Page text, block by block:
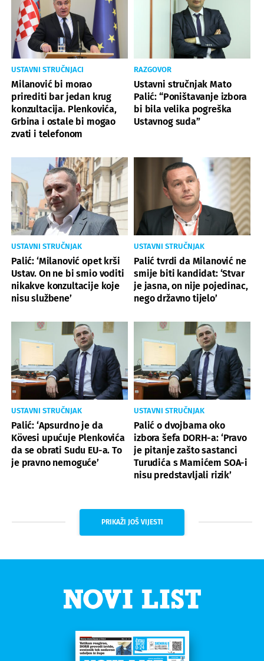
USTAVNI STRUČNJACI
Milanović bi morao
prirediti bar jedan krug
konzultacija. Plenkovića,
Grbina i ostale bi mogao
zvati i telefonom
RAZGOVOR
Ustavni stručnjak Mato
Palić: “Poništavanje izbora
bi bila velika pogreška
Ustavnog suda”
USTAVNI STRUČNJAK
Palić: ‘Milanović opet krši
Ustav. On ne bi smio voditi
nikakve konzultacije koje
nisu službene’
USTAVNI STRUČNJAK
Palić tvrdi da Milanović ne
smije biti kandidat: ‘Stvar
je jasna, on nije pojedinac,
nego državno tijelo’
USTAVNI STRUČNJAK
Palić: ‘Apsurdno je da
Kövesi upućuje Plenkovića
da se obrati Sudu EU-a. To
je pravno nemoguće’
USTAVNI STRUČNJAK
Palić o dvojbama oko
izbora šefa DORH-a: ‘Pravo
je pitanje zašto sastanci
Turudića s Mamićem SOA-i
nisu predstavljali rizik’
PRIKAŽI JOŠ VIJESTI